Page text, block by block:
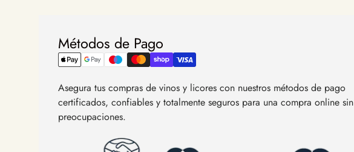
Métodos de Pago
Asegura tus compras de vinos y licores con nuestros métodos de pago
certificados, confiables y totalmente seguros para una compra online sin
preocupaciones.